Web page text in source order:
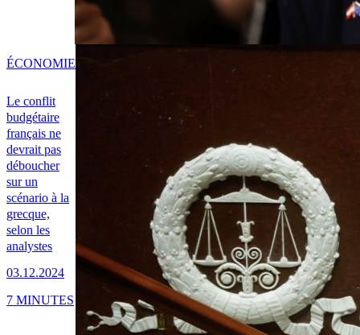
Le conflit
budgétaire
français ne
devrait pas
déboucher
sur un
scénario à la
grecque,
selon les
analystes
03.12.2024
ÉCONOMIE
7 MINUTES